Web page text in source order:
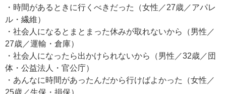
・時間があるときに行くべきだった（女性／27歳／アパレ
ル・繊維）
・社会人になるとまとまった休みが取れないから（男性／
27歳／運輸・倉庫）
・社会人になったら出かけられないから（男性／32歳／団
体・公益法人・官公庁）
・あんなに時間があったんだから行けばよかった（女性／
25歳／生保・損保）